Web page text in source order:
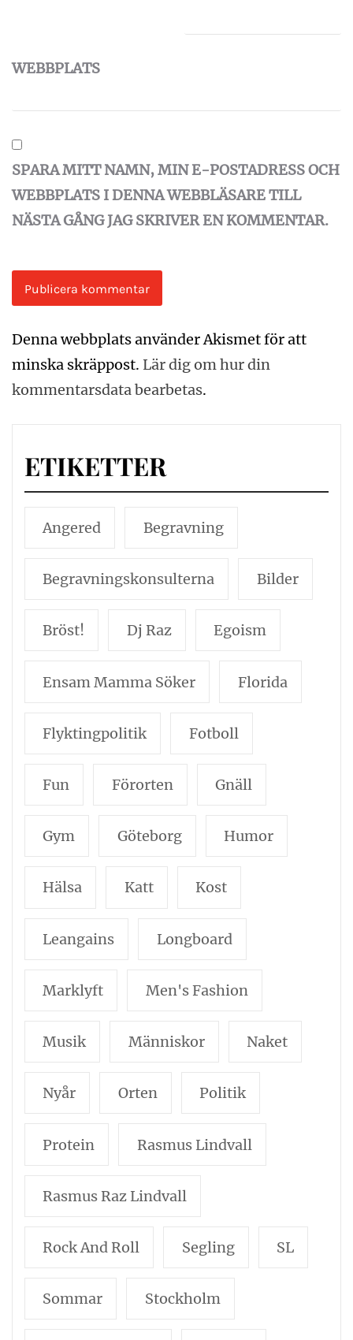
WEBBPLATS
SPARA MITT NAMN, MIN E-POSTADRESS OCH
WEBBPLATS I DENNA WEBBLÄSARE TILL
NÄSTA GÅNG JAG SKRIVER EN KOMMENTAR.
Denna webbplats använder Akismet för att
minska skräppost. Lär dig om hur din
kommentarsdata bearbetas.
ETIKETTER
Angered Begravning
Begravningskonsulterna Bilder
Bröst! Dj Raz Egoism
Ensam Mamma Söker Florida
Flyktingpolitik Fotboll
Fun Förorten Gnäll
Gym Göteborg Humor
Hälsa Katt Kost
Leangains Longboard
Marklyft Men's Fashion
Musik Människor Naket
Nyår Orten Politik
Protein Rasmus Lindvall
Rasmus Raz Lindvall
Rock And Roll Segling SL
Sommar Stockholm